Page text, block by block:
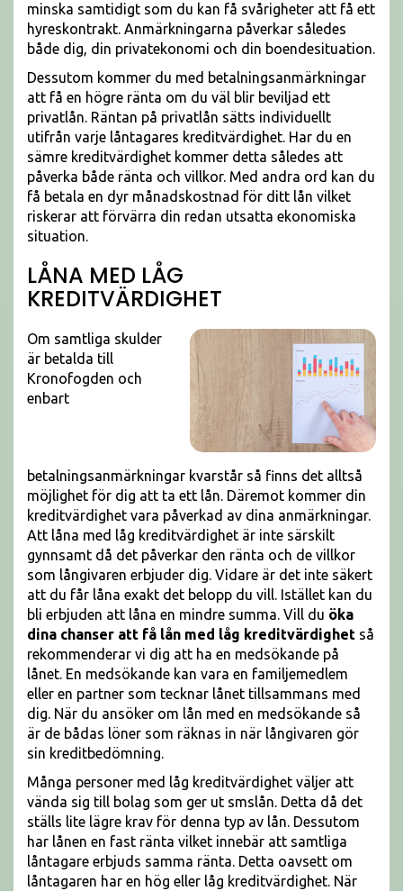
minska samtidigt som du kan få svårigheter att få ett
hyreskontrakt. Anmärkningarna påverkar således
både dig, din privatekonomi och din boendesituation.
Dessutom kommer du med betalningsanmärkningar
att få en högre ränta om du väl blir beviljad ett
privatlån. Räntan på privatlån sätts individuellt
utifrån varje låntagares kreditvärdighet. Har du en
sämre kreditvärdighet kommer detta således att
påverka både ränta och villkor. Med andra ord kan du
få betala en dyr månadskostnad för ditt lån vilket
riskerar att förvärra din redan utsatta ekonomiska
situation.
LÅNA MED LÅG
KREDITVÄRDIGHET
Om samtliga skulder
är betalda till
Kronofogden och
enbart
betalningsanmärkningar kvarstår så finns det alltså
möjlighet för dig att ta ett lån. Däremot kommer din
kreditvärdighet vara påverkad av dina anmärkningar.
Att låna med låg kreditvärdighet är inte särskilt
gynnsamt då det påverkar den ränta och de villkor
som långivaren erbjuder dig. Vidare är det inte säkert
att du får låna exakt det belopp du vill. Istället kan du
bli erbjuden att låna en mindre summa. Vill du öka
dina chanser att få lån med låg kreditvärdighet så
rekommenderar vi dig att ha en medsökande på
lånet. En medsökande kan vara en familjemedlem
eller en partner som tecknar lånet tillsammans med
dig. När du ansöker om lån med en medsökande så
är de bådas löner som räknas in när långivaren gör
sin kreditbedömning.
Många personer med låg kreditvärdighet väljer att
vända sig till bolag som ger ut smslån. Detta då det
ställs lite lägre krav för denna typ av lån. Dessutom
har lånen en fast ränta vilket innebär att samtliga
låntagare erbjuds samma ränta. Detta oavsett om
låntagaren har en hög eller låg kreditvärdighet. När